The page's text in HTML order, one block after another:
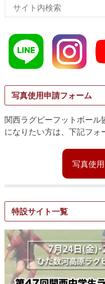
写真使用申請フォーム
関西ラグビーフットボール
になりたい方は、下記フォ
写真使
特設サイト一覧